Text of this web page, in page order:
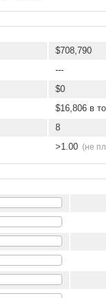
$708,790
---
$0
$16,806 в
8
>1.00 (не